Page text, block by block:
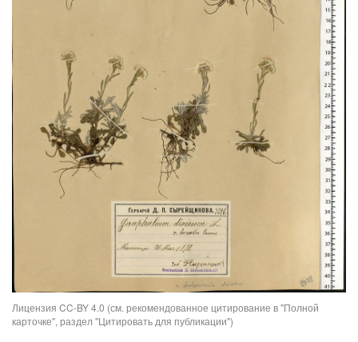
Лицензия CC-BY 4.0 (см. рекомендованное цитирование в "Полной
карточке", раздел "Цитировать для публикации")